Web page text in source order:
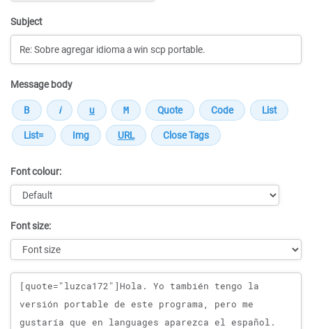
Subject
Message body
Font colour:
Font size:
Message